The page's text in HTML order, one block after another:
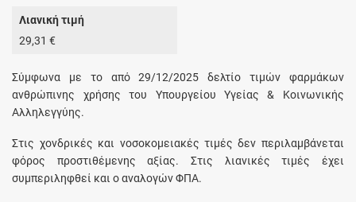
Λιανική τιμή
29,31 €
Σύμφωνα με το από 29/12/2025 δελτίο τιμών φαρμάκων
ανθρώπινης χρήσης του Υπουργείου Υγείας & Κοινωνικής
Αλληλεγγύης.
Στις χονδρικές και νοσοκομειακές τιμές δεν περιλαμβάνεται
φόρος προστιθέμενης αξίας. Στις λιανικές τιμές έχει
συμπεριληφθεί και ο αναλογών ΦΠΑ.